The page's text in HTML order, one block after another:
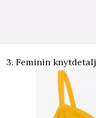
3. Feminin knytdetalj